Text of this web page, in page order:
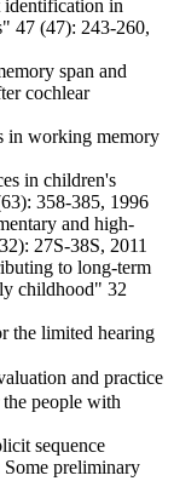
identification in
47 (47): 243-260,
span and
cochlear
in working memory
in children's
358-385, 1996
and high-
27S-38S, 2011
to long-term
childhood" 32
the limited hearing
and practice
people with
sequence
Some preliminary